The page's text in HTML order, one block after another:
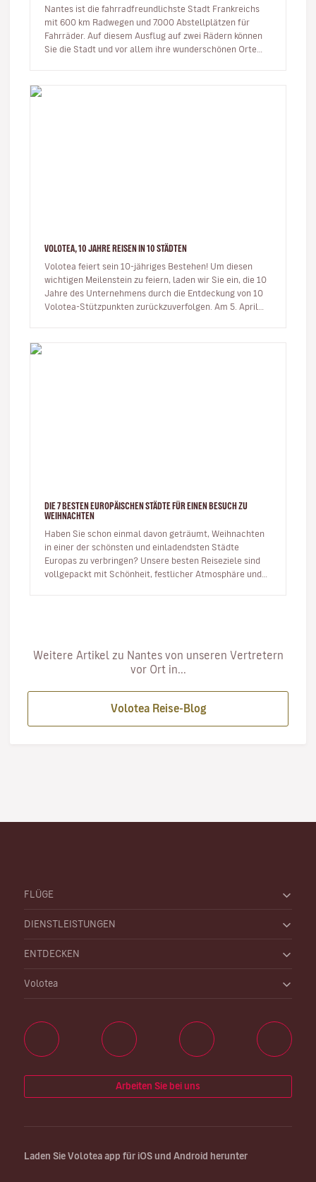
Nantes ist die fahrradfreundlichste Stadt Frankreichs
mit 600 km Radwegen und 7.000 Abstellplätzen für
Fahrräder. Auf diesem Ausflug auf zwei Rädern können
Sie die Stadt und vor allem ihre wunderschönen Orte
VOLOTEA, 10 JAHRE REISEN IN 10 STÄDTEN
Volotea feiert sein 10-jähriges Bestehen! Um diesen
wichtigen Meilenstein zu feiern, laden wir Sie ein, die 10
Jahre des Unternehmens durch die Entdeckung von 10
Volotea-Stützpunkten zurückzuverfolgen. Am 5. April
DIE 7 BESTEN EUROPÄISCHEN STÄDTE FÜR EINEN BESUCH ZU
WEIHNACHTEN
Haben Sie schon einmal davon geträumt, Weihnachten
in einer der schönsten und einladendsten Städte
Europas zu verbringen? Unsere besten Reiseziele sind
vollgepackt mit Schönheit, festlicher Atmosphäre und
Weitere Artikel zu Nantes von unseren Vertretern
vor Ort in...
Volotea Reise-Blog
FLÜGE
DIENSTLEISTUNGEN
ENTDECKEN
Volotea
Arbeiten Sie bei uns
Laden Sie Volotea app für iOS und Android herunter